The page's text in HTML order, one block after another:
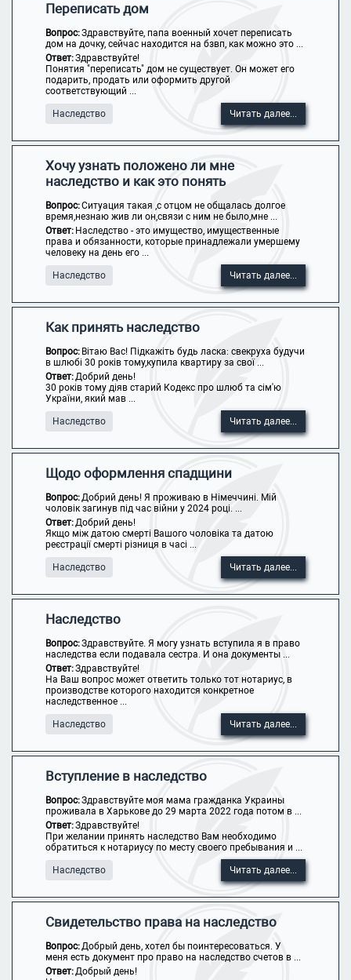
Переписать дом
Вопрос:Здравствуйте, папа военный хочет переписать
дом на дочку, сейчас находится на бзвп, как можно это ...
Ответ:Здравствуйте!
Понятия "переписать" дом не существует. Он может его
подарить, продать или оформить другой
соответствующий ...
Наследство Читать далее...
Хочу узнать положено ли мне
наследство и как это понять
Вопрос:Ситуация такая ,с отцом не общалась долгое
время,незнаю жив ли он,связи с ним не было,мне ...
Ответ: Наследство - это имущество, имущественные
права и обязанности, которые принадлежали умершему
человеку на день его ...
Наследство Читать далее...
Как принять наследство
Вопрос: Вітаю Вас! Підкажіть будь ласка: свекруха будучи
в шлюбі 30 років тому,купила квартиру за свої ...
Ответ:Добрий день!
30 років тому діяв старий Кодекс про шлюб та сім'ю
України, який мав ...
Наследство Читать далее...
Щодо оформлення спадщини
Вопрос:Добрий день! Я проживаю в Німеччині. Мій
чоловік загинув під час війни у 2024 році. ...
Ответ:Добрий день!
Якщо між датою смерті Вашого чоловіка та датою
реєстрації смерті різниця в часі ...
Наследство Читать далее...
Наследство
Вопрос:Здравствуйте. Я могу узнать вступила я в право
наследства если подавала сестра. И она документы ...
Ответ:Здравствуйте!
На Ваш вопрос может ответить только тот нотариус, в
производстве которого находится конкретное
наследственное ...
Наследство Читать далее...
Вступление в наследство
Вопрос:Здравствуйте моя мама гражданка Украины
проживала в Харькове до 29 марта 2022 года потом в ...
Ответ:Здравствуйте!
При желании принять наследство Вам необходимо
обратиться к нотариусу по месту своего пребывания и ...
Наследство Читать далее...
Свидетельство права на наследство
Вопрос:Добрый день, хотел бы поинтересоваться. У
меня есть документ про право на наследство счетов в ...
Ответ:Добрый день!